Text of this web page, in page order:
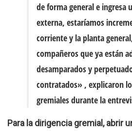
de forma general e ingresa
externa, estaríamos
corriente y la planta
compañeros que ya están
desamparados y
contratados» , explicaron
gremiales durante la
Para la dirigencia gremial, abrir